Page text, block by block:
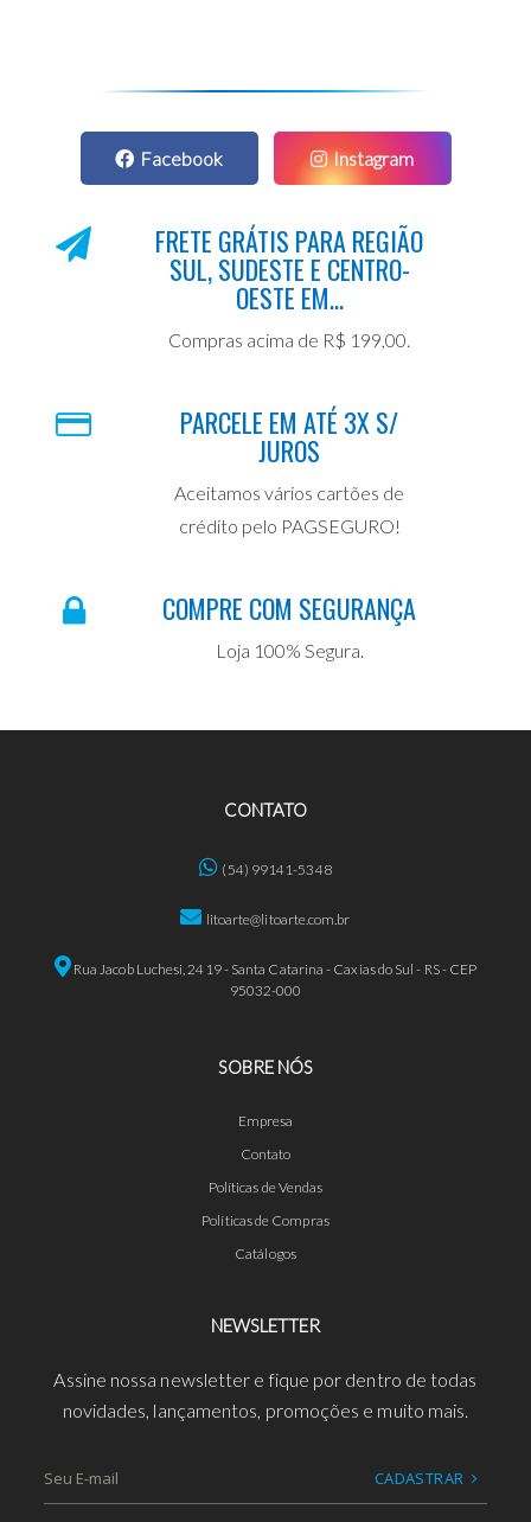
Facebook Instagram
FRETE GRÁTIS PARA REGIÃO
SUL, SUDESTE E CENTRO-
OESTE EM...
Compras acima de R$ 199,00.
PARCELE EM ATÉ 3X S/
JUROS
Aceitamos vários cartões de
crédito pelo PAGSEGURO!
COMPRE COM SEGURANÇA
Loja 100% Segura.
CONTATO
(54) 99141-5348
litoarte@litoarte.com.br
Rua Jacob Luchesi, 2419 - Santa Catarina - Caxias do Sul - RS - CEP
95032-000
SOBRE NÓS
Empresa
Contato
Políticas de Vendas
Políticas de Compras
Catálogos
NEWSLETTER
Assine nossa newsletter e fique por dentro de todas
novidades, lançamentos, promoções e muito mais.
CADASTRAR